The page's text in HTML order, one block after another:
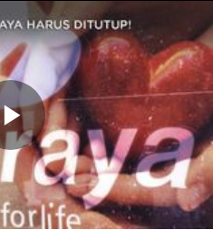
Memutarkan
Video